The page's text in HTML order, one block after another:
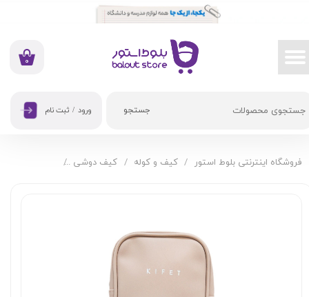
جستجو
۰
ورود / ثبت نام
حساب کاربری من
تغییر گذر واژه
فروشگاه اینترنتی بلوط استور کیف و کوله کیف دوشی